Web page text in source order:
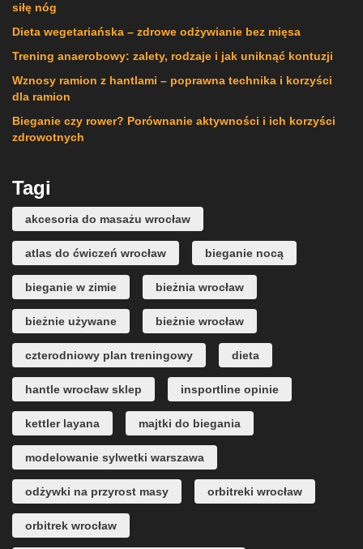
siłę nóg
Dieta wegetariańska – zdrowe odżywianie bez mięsa
Trening anaerobowy: zalety, rodzaje i jak uniknąć kontuzji
Wznosy ramion z hantlami – poprawna technika i korzyści
dla ramion
Bieganie czy rower? Porównanie aktywności i ich korzyści
zdrowotnych
Tagi
akcesoria do masażu wrocław
atlas do ćwiczeń wrocław bieganie nocą
bieganie w zimie bieżnia wrocław
bieżnie używane bieżnie wrocław
czterodniowy plan treningowy dieta
hantle wrocław sklep insportline opinie
kettler layana majtki do biegania
modelowanie sylwetki warszawa
odżywki na przyrost masy orbitreki wrocław
orbitrek wrocław